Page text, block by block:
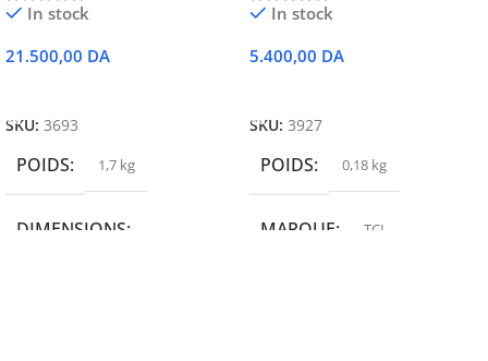
In stock
21.500,00 DA
SKU: 3693
POIDS 1,7 kg
DIMENSIONS
In stock
5.400,00 DA
SKU: 3927
POIDS 0,18 kg
MARQUE TCL